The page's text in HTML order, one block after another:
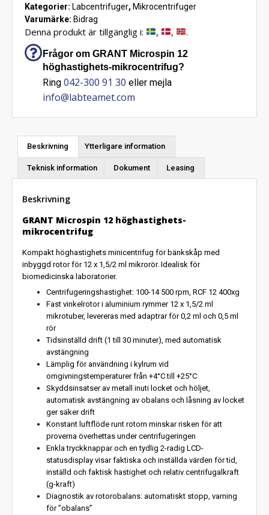
Kategorier: Labcentrifuger, Mikrocentrifuger
Varumärke: Bidrag
Denna produkt är tillgänglig i: , , .
Frågor om GRANT Microspin 12
höghastighets-mikrocentrifug?
Ring 042-300 91 30 eller mejla
info@labteamet.com
Beskrivning Ytterligare information
Teknisk information Dokument Leasing
Beskrivning
GRANT Microspin 12 höghastighets-
mikrocentrifug
Kompakt höghastighets minicentrifug för bänkskåp med
inbyggd rotor för 12 x 1,5/2 ml mikrorör. Idealisk för
biomedicinska laboratorier.
Centrifugeringshastighet: 100-14 500 rpm, RCF 12 400xg
Fast vinkelrotor i aluminium rymmer 12 x 1,5/2 ml
mikrotuber, levereras med adaptrar för 0,2 ml och 0,5 ml
rör
Tidsinställd drift (1 till 30 minuter), med automatisk
avstängning
Lämplig för användning i kylrum vid
omgivningstemperaturer från +4°C till +25°C
Skyddsinsatser av metall inuti locket och höljet,
automatisk avstängning av obalans och låsning av locket
ger säker drift
Konstant luftflöde runt rotorn minskar risken för att
proverna överhettas under centrifugeringen
Enkla tryckknappar och en tydlig 2-radig LCD-
statusdisplay visar faktiska och inställda värden för tid,
inställd och faktisk hastighet och relativ centrifugalkraft
(g-kraft)
Diagnostik av rotorobalans: automatiskt stopp, varning
för ”obalans”